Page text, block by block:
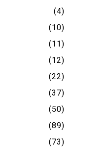
(4)
(10)
(11)
(12)
(22)
(37)
(50)
(89)
(73)